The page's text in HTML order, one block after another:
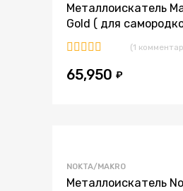
Металлоискатель
Gold ( для
5.00из 5
(1
65,950 ₽
NOKTA/MAKRO
Металлоискатель